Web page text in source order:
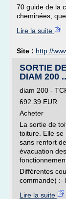
70 guide de la
cheminées,
Lire la suite
Site : http://
SORTIE
DIAM 200
diam 200 -
692.39 EUR
Acheter
La sortie de
toiture. Elle
sans renfort
évacuation
Différentes
commande) :-
Lire la suite